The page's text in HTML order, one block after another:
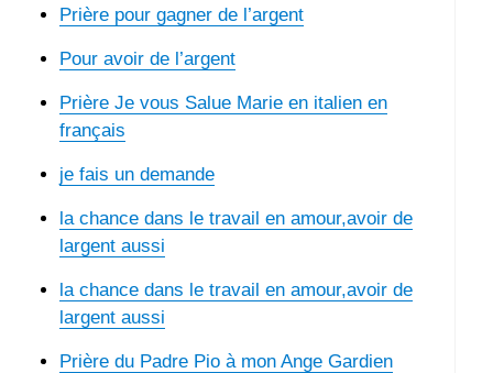
Prière pour gagner de l’argent
Pour avoir de l’argent
Prière Je vous Salue Marie en italien en
français
je fais un demande
la chance dans le travail en amour,avoir de
largent aussi
la chance dans le travail en amour,avoir de
largent aussi
Prière du Padre Pio à mon Ange Gardien